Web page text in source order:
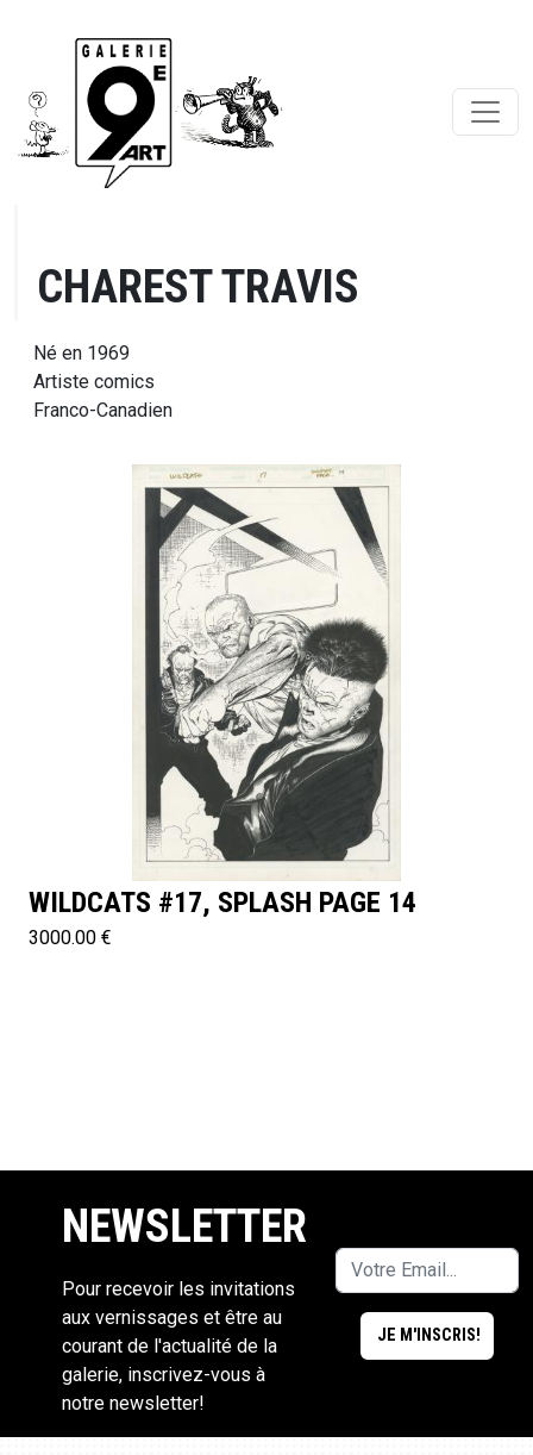
CHAREST TRAVIS
Né en 1969
Artiste comics
Franco-Canadien
WILDCATS #17, SPLASH PAGE 14
3000.00 €
NEWSLETTER
Pour recevoir les invitations
aux vernissages et être au
courant de l'actualité de la
galerie, inscrivez-vous à
notre newsletter!